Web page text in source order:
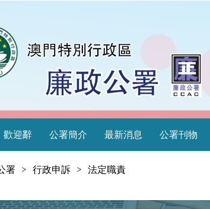
歡迎辭 公署簡介 最新消息 公署刊物
署 > 行政申訴 > 法定職責